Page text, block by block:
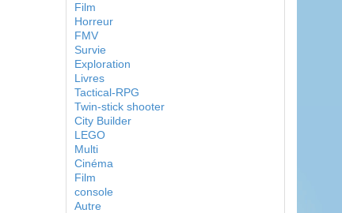
Film
Horreur
FMV
Survie
Exploration
Livres
Tactical-RPG
Twin-stick shooter
City Builder
LEGO
Multi
Cinéma
Film
console
Autre